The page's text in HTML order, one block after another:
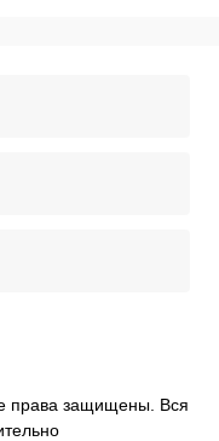
права защищены. Вся